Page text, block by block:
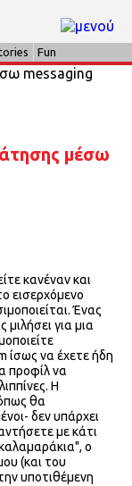
Fun
μέσω
κανέναν και
εισερχόμενο
Ένας
για μια
ίσως να έχετε ήδη
προφίλ να
Η
θα
δεν υπάρχει
με κάτι
ο
(και του
υποτιθέμενη